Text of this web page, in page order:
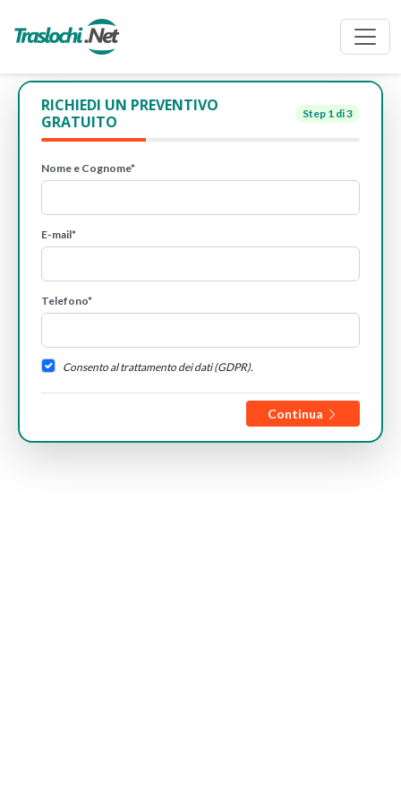
RICHIEDI UN PREVENTIVO
GRATUITO
Step 1 di 3
Nome e Cognome*
E-mail*
Telefono*
Consento al trattamento dei dati (GDPR).
Continua